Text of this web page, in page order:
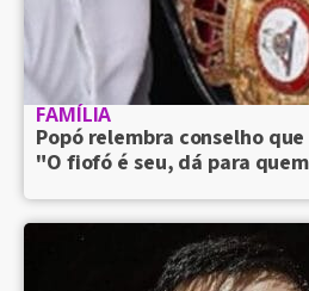
FAMÍLIA
Popó relembra conselho
"O fiofó é seu, dá para